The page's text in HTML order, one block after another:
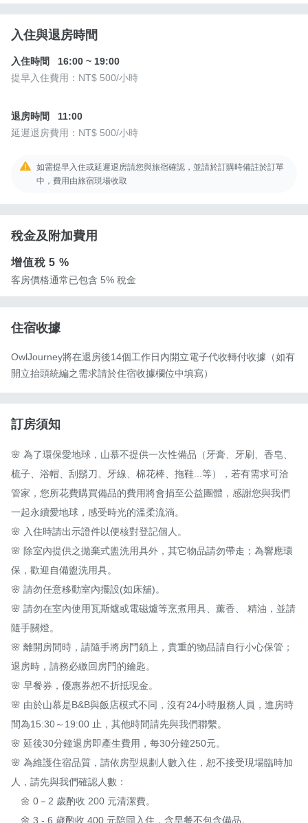
入住與退房時間
入住時間 16:00 ~ 19:00
提早入住費用： NT$ 500/小時
退房時間
11:00
延遲退房費用： NT$ 500/小時
如需提早入住或延遲退房請您與旅宿確認，並請於訂購時備註於訂單
中，費用由旅宿現場收取
稅金及附加費用
增值稅5 %
客房價格通常已包含 5% 稅金
住宿收據
OwlJourney將在退房後14個工作日內開立電子代收轉付收據（如有
開立抬頭統編之需求請於住宿收據欄位中填寫）
訂房須知
🌸 為了環保愛地球，山慕不提供一次性備品（牙膏、牙刷、香皂、
梳子、浴帽、刮鬍刀、牙線、棉花棒、拖鞋...等），若有需求可洽
管家，您所花費購買備品的費用將會捐至公益團體，感謝您與我們
一起永續愛地球，感受時光的溫柔流淌。
🌸 入住時請出示證件以便核對登記個人。
🌸 除室內提供之拋棄式盥洗用具外，其它物品請勿帶走；為響應環
保，歡迎自備盥洗用具。
🌸 請勿任意移動室內擺設(如床舖)。
🌸 請勿在室內使用瓦斯爐或電磁爐等烹煮用具、薰香、 精油，並請
隨手關燈。
🌸 離開房間時，請隨手將房門鎖上，貴重的物品請自行小心保管；
退房時，請務必繳回房門的鑰匙。
🌸 早餐券，優惠券恕不折抵現金。
🌸 由於山慕是B&B與飯店模式不同，沒有24小時服務人員，進房時
間為15:30～19:00 止，其他時間請先與我們聯繫。
🌸 延後30分鐘退房即產生費用，每30分鐘250元。
🌸 為維護住宿品質，請依房型規劃人數入住，恕不接受現場臨時加
人，請先與我們確認人數：
🌼 0－2 歲酌收 200 元清潔費。
🌼 3 - 6 歲酌收 400 元陪同入住，含早餐不包含備品。